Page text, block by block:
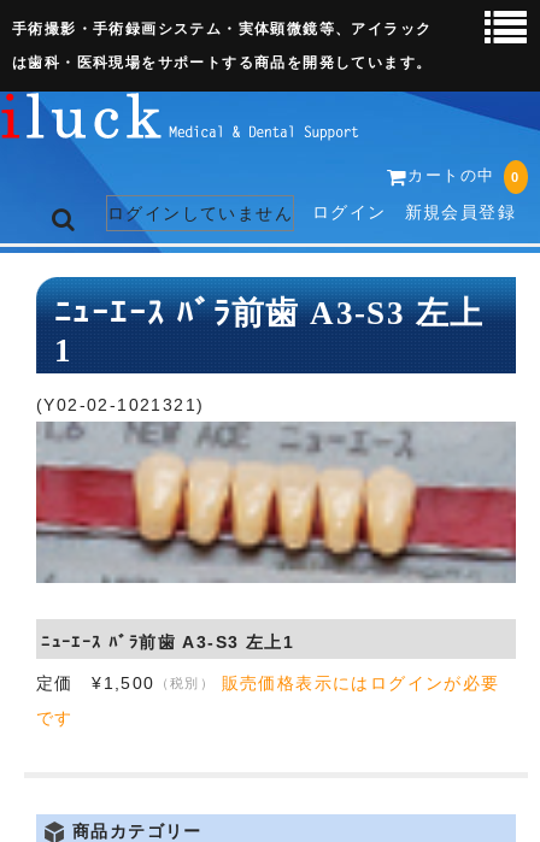
手術撮影・手術録画システム・実体顕微鏡等、アイラック
は歯科・医科現場をサポートする商品を開発しています。
カートの中 0
ログインしていません ログイン 新規会員登録
トップページ
ネット販売ページ
歯科関連機器
術野撮影キット
3D実体顕微鏡
会社概要
お問い合わせ
ﾆｭｰｴｰｽ ﾊﾞﾗ前歯 A3-S3 左上
1
(Y02-02-1021321)
ﾆｭｰｴｰｽ ﾊﾞﾗ前歯 A3-S3 左上1
定価 ¥1,500 （税別）
販売価格表示にはログインが必要
です
商品カテゴリー